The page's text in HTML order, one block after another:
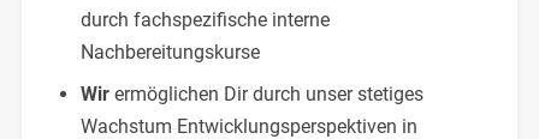
durch fachspezifische interne
Nachbereitungskurse
Wirermöglichen Dir durch unser stetiges
Wachstum Entwicklungsperspektiven in